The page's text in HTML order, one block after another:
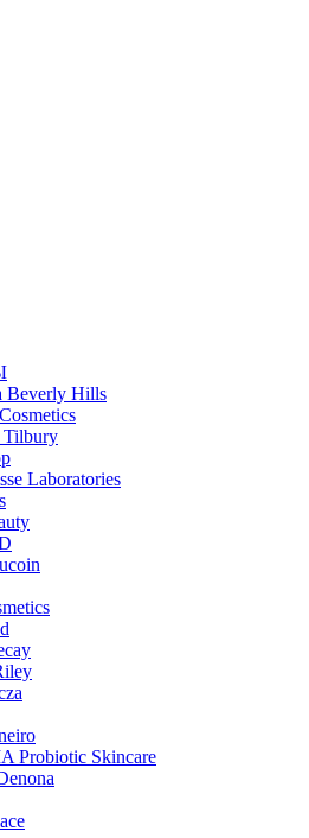
Beverly Hills
Tilbury
Laboratories
Probiotic Skincare